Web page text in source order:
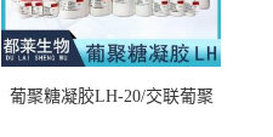
葡聚糖凝胶LH-20/交联葡聚